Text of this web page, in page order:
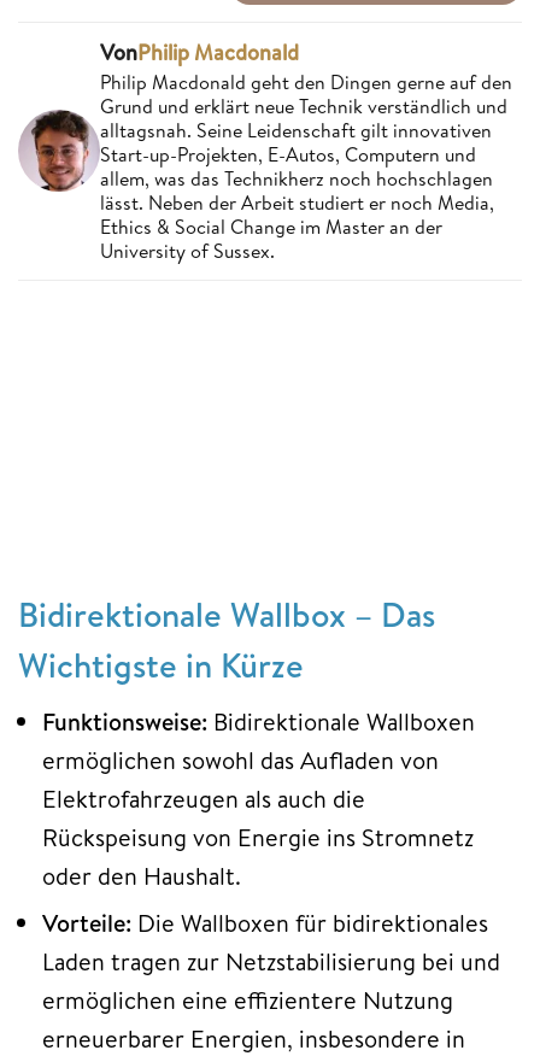
VonPhilip Macdonald
Philip Macdonald geht den Dingen gerne auf den
Grund und erklärt neue Technik verständlich und
alltagsnah. Seine Leidenschaft gilt innovativen
Start-up-Projekten, E-Autos, Computern und
allem, was das Technikherz noch hochschlagen
lässt. Neben der Arbeit studiert er noch Media,
Ethics & Social Change im Master an der
University of Sussex.
Bidirektionale Wallbox – Das
Wichtigste in Kürze
Funktionsweise: Bidirektionale Wallboxen
ermöglichen sowohl das Aufladen von
Elektrofahrzeugen als auch die
Rückspeisung von Energie ins Stromnetz
oder den Haushalt.
Vorteile: Die Wallboxen für bidirektionales
Laden tragen zur Netzstabilisierung bei und
ermöglichen eine effizientere Nutzung
erneuerbarer Energien, insbesondere in